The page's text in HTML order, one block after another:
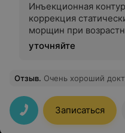
Инъекционная
коррекция
морщин при
атрофии кожи лица
инъекционный
уточняйте
Отзыв. Очень хороший
Записаться